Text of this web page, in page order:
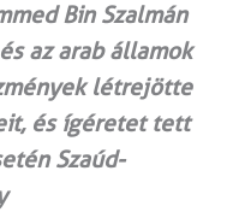
Bin Szalmán
az arab államok
létrejötte
és ígéretet tett
Szaúd-